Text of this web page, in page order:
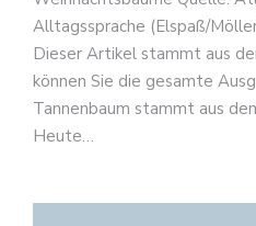
Alltagssprache (Elspaß/
Dieser Artikel stammt aus
können Sie die gesamte
Tannenbaum stammt aus
Heute…